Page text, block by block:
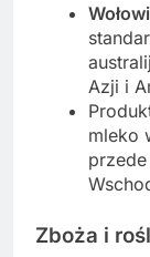
Azji i
mleko
Zboża i